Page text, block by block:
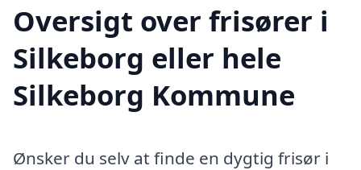
Oversigt over frisører i
Silkeborg eller hele
Silkeborg Kommune
Ønsker du selv at finde en dygtig frisør i